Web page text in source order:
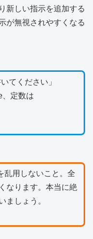
新しい指示を追加する
が無視されやすくなる
てください」
、定数は
乱用しないこと。全
なります。本当に絶
ましょう。